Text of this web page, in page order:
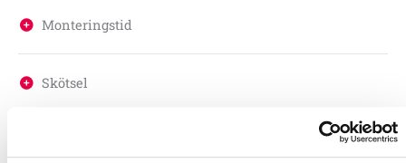
Monteringstid
Skötsel